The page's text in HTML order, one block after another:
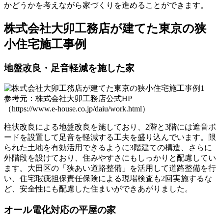
かどうかを考えながら家づくりを進めることができます。
株式会社大卯工務店が建てた東京の狭
小住宅施工事例
地盤改良・足音軽減を施した家
参考元：株式会社大卯工務店公式HP
（https://www.e-house.co.jp/daiu/work.html）
柱状改良による地盤改良を施しており、2階と3階には遮音ボ
ードを設置して足音を軽減する工夫を盛り込んでいます。限
られた土地を有効活用できるように3階建ての構造、さらに
外階段を設けており、住みやすさにもしっかりと配慮してい
ます。大田区の「狭あい道路整備」を活用して道路整備を行
い、住宅瑕疵担保責任保険による現場検査も2回実施するな
ど、安全性にも配慮した住まいができあがりました。
オール電化対応の平屋の家